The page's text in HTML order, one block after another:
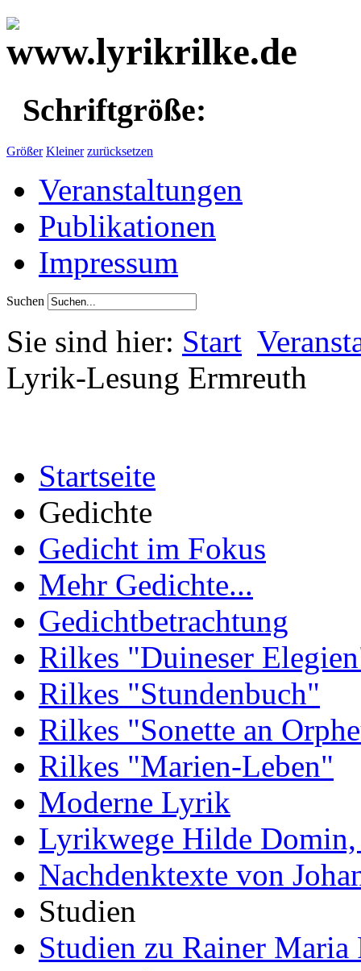
Schriftgröße:
Größer Kleiner zurücksetzen
Veranstaltungen
Publikationen
Impressum
Suchen
Sie sind hier: Start
Lyrik-Lesung Ermreuth
Startseite
Gedichte
Gedicht im Fokus
Mehr Gedichte...
Gedichtbetrachtung
Rilkes "Duineser
Rilkes "Stundenbuch"
Rilkes "Sonette an
Rilkes "Marien-Leben"
Moderne Lyrik
Lyrikwege Hilde
Nachdenktexte von
Studien
Studien zu Rainer Maria